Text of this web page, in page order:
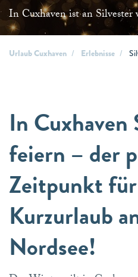
In Cuxhaven ist an Silvester
Urlaub Cuxhaven Erlebnisse
In Cuxhaven
feiern – der
Zeitpunkt
Kurzurlaub
Nordsee!